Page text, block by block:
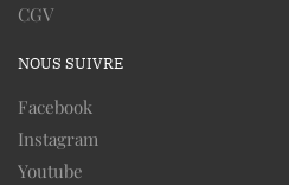
CGV
NOUS SUIVRE
Facebook
Instagram
Youtube